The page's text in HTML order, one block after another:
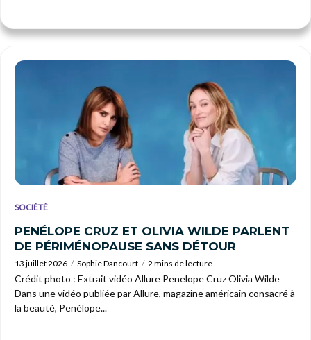
SOCIÉTÉ
PENÉLOPE CRUZ ET OLIVIA WILDE PARLENT
DE PÉRIMÉNOPAUSE SANS DÉTOUR
13 juillet 2026 Sophie Dancourt 2 mins de lecture
Crédit photo : Extrait vidéo Allure Penelope Cruz Olivia Wilde
Dans une vidéo publiée par Allure, magazine américain consacré à
la beauté, Penélope...